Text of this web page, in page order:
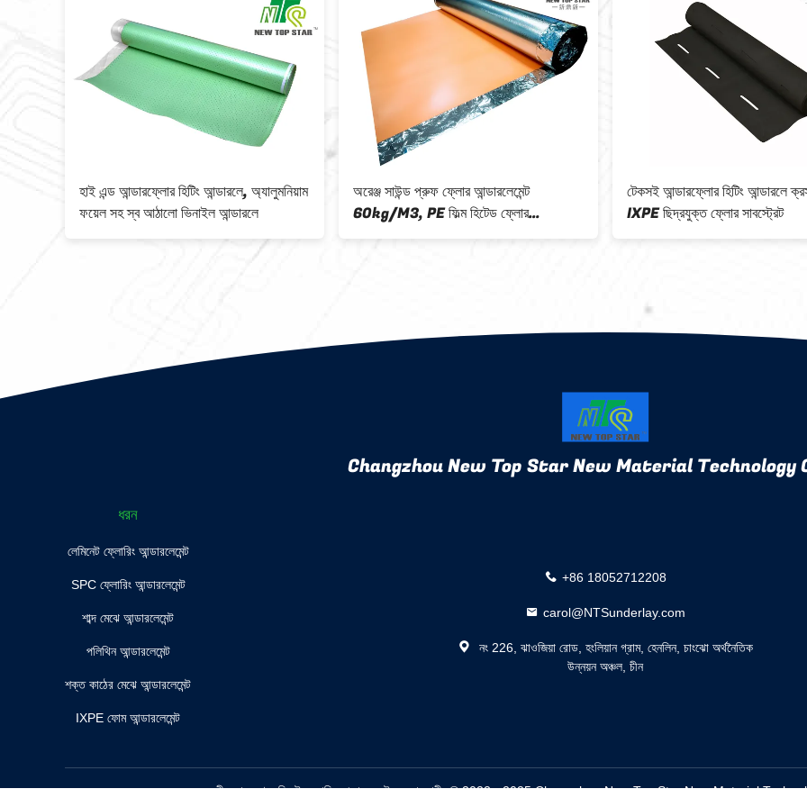
হাই এন্ড আন্ডারফ্লোর হিটিং আন্ডারলে, অ্যালুমনিয়াম
ফয়েল সহ স্ব আঠালো ভিনাইল আন্ডারলে
অরেঞ্জ সাউন্ড প্রুফ ফ্লোর আন্ডারলেমেন্ট
60kg/M3, PE ফিল্ম হিটেড ফ্লোর
আন্ডারলেমেন্ট
টেকসই আন্ডারফ্লোর হিটিং আন্ডারলে
IXPE ছিদ্রযুক্ত ফ্লোর সাবস্ট্রেট
Changzhou New Top Star New Material Technology
ধরন
লেমিনেট ফ্লোরিং আন্ডারলেমেন্ট
SPC ফ্লোরিং আন্ডারলেমেন্ট
শাব্দ মেঝে আন্ডারলেমেন্ট
পলিথিন আন্ডারলেমেন্ট
শক্ত কাঠের মেঝে আন্ডারলেমেন্ট
IXPE ফোম আন্ডারলেমেন্ট
+86 18052712208
carol@NTSunderlay.com
নং 226, ঝাওজিয়া রোড, হংলিয়ান গ্রাম, হেনলিন, চাংঝো অর্থনৈতিক
উন্নয়ন অঞ্চল, চীন
চীন ভাল গুণ লেমিনেট ফ্লোরিং আন্ডারলেমেন্ট সরবরাহকারী. © 2022 - 2025 Changzhou New Top Star New Material